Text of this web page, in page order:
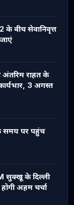
बीच सेवानिवृत्त
अंतरिम राहत के
3 अगस्त
समय पर पहुंच
सुक्खू के दिल्ली
अहम चर्चा